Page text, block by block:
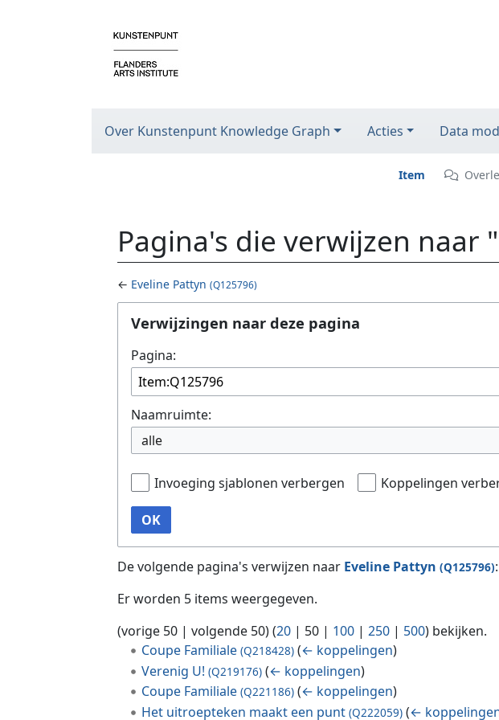
Over Kunstenpunt Knowledge Graph Acties Data
Item
Pagina's die verwijzen naar
← Eveline Pattyn (Q125796)
Ga naar:navigatie,zoeken
Verwijzingen naar deze pagina
Pagina:
Naamruimte:
alle
Invoeging sjablonen verbergen Koppelingen
OK
De volgende pagina's verwijzen naar Eveline Pattyn (Q125796):
Er worden 5 items weergegeven.
(vorige 50 | volgende 50) (20 | 50 | 100 | 250 | 500) bekijken.
Coupe Familiale (Q218428) (← koppelingen)
Verenig U! (Q219176) (← koppelingen)
Coupe Familiale (Q221186) (← koppelingen)
Het uitroepteken maakt een punt (Q222059) (←